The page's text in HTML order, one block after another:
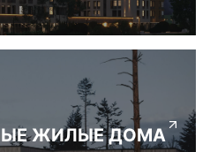
ЖИЛЫЕ ДОМА